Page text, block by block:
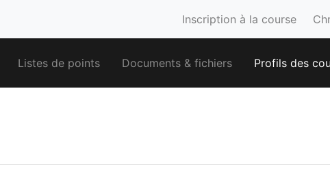
Inscription à la course
Listes de points Documents & fichiers Profils des